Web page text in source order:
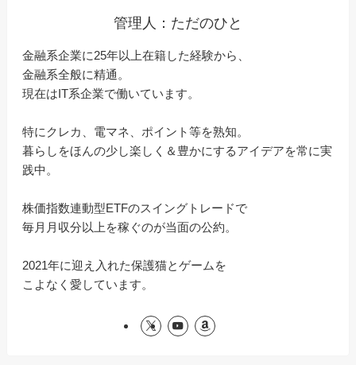
管理人：ただのひと
金融系企業に25年以上在籍した経験から、
金融系全般に精通。
現在はIT系企業で働いています。
特にクレカ、電マネ、ポイント等を熟知。
暮らしをほんの少し楽しく＆豊かにするアイデアを常に実
践中。
株価指数連動型ETFのスイングトレードで
毎月月収分以上を稼ぐのが当面の公約。
2021年に迎え入れた保護猫とゲームを
こよなく愛しています。